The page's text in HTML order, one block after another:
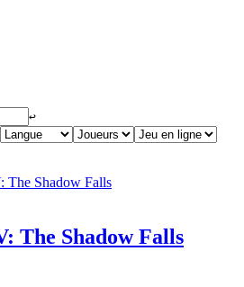
↩︎
The Shadow Falls